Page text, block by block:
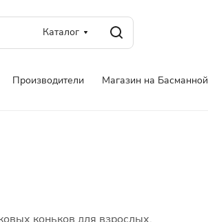
Каталог
Производители Магазин на Басманной